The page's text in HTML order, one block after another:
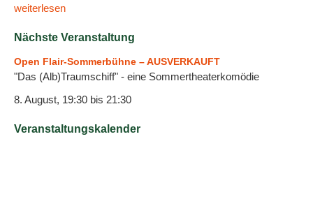
weiterlesen
Nächste Veranstaltung
Open Flair-Sommerbühne – AUSVERKAUFT
"Das (Alb)Traumschiff" - eine Sommertheaterkomödie
8. August, 19:30 bis 21:30
Veranstaltungskalender